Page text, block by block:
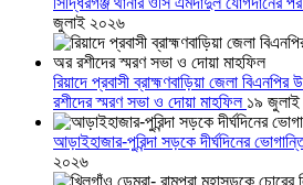
জুলাই ২০২৬
রিয়াদে প্রবাসী ব্রাহ্মণবাড়িয়া জেলা
রশীদের স্মরণ সভা ও দোয়া মাহফিল ১৯
আড়াইহাজার-পুরিন্দা সড়কে দীর্ঘদিনের
২০২৬